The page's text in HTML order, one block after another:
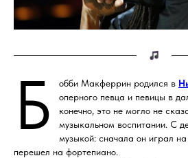
Б обби Макферрин родился в
оперного певца и певицы в
конечно, это не могло не
музыкальном воспитании. С
музыкой: сначала он играл
перешел на фортепиано.